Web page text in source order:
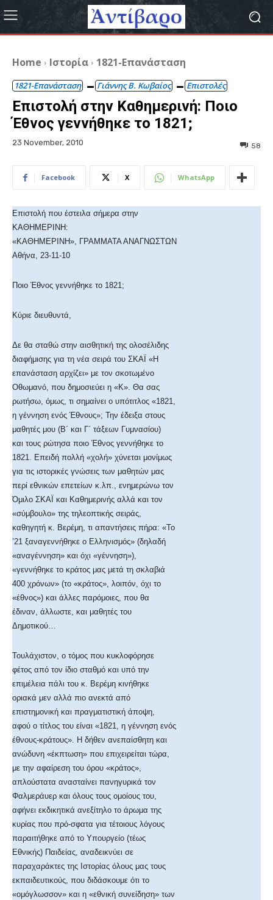
Home Ιστορία 1821-Επανάσταση
1821-Επανάσταση Γιάννης Β. Κωβαίος Επιστολές
Επιστολή στην Καθημερινή: Ποιο
Έθνος γεννήθηκε το 1821;
23 November, 2010 58
Facebook X WhatsApp
Επιστολή που έστειλα σήμερα στην
ΚΑΘΗΜΕΡΙΝΗ:
«ΚΑΘΗΜΕΡΙΝΗ», ΓΡΑΜΜΑΤΑ ΑΝΑΓΝΩΣΤΩΝ
Αθήνα, 23-11-10
Ποιο Έθνος γεννήθηκε το 1821;
Κύριε διευθυντά,
Δε θα σταθώ στην αισθητική της ολοσέλιδης
διαφήμισης για τη νέα σειρά του ΣΚΑΪ «Η
επανάσταση αρχίζει» με τον σκοτωμένο
Οθωμανό, που δημοσιεύει η «Κ». Θα σας
ρωτήσω, όμως, τι σημαίνει ο υπότιτλος «1821,
η γέννηση ενός Έθνους»; Την έδειξα στους
μαθητές μου (Β΄ και Γ΄ τάξεων Γυμνασίου)
και τους ρώτησα ποιο Έθνος γεννήθηκε το
1821. Επειδή πολλή «χολή» χύνεται μονίμως
για τις ιστορικές γνώσεις των μαθητών μας
περί εθνικών επετείων κ.λπ., ενημερώνω τον
Όμιλο ΣΚΑΪ και Καθημερινής αλλά και τον
«σύμβουλο» της τηλεοπτικής σειράς,
καθηγητή κ. Βερέμη, τι απαντήσεις πήρα: «Το
’21 ξαναγεννήθηκε ο Ελληνισμός» (δηλαδή
«αναγέννηση» και όχι «γέννηση»),
«γεννήθηκε το κράτος μας μετά τη σκλαβιά
400 χρόνων» (το «κράτος», λοιπόν, όχι το
«έθνος») και άλλες παρόμοιες, που θα
έδιναν, άλλωστε, και μαθητές του
Δημοτικού…
Τουλάχιστον, ο τόμος που κυκλοφόρησε
φέτος από τον ίδιο σταθμό και υπό την
επιμέλεια πάλι του κ. Βερέμη κινήθηκε
οριακά μεν αλλά πιο ανεκτά από
επιστημονική και πραγματιστική άποψη,
αφού ο τίτλος του είναι «1821, η γέννηση ενός
έθνους-κράτους». Η δήθεν ανεπαίσθητη και
ανώδυνη «έκπτωση» που επιχειρείται τώρα,
με την αφαίρεση του όρου «κράτος»,
απλούστατα ανασταίνει πανηγυρικά τον
Φαλμεράυερ και όλους τους ομοίους του,
αφήνει εκδικητικά ανεξίτηλο το άρωμα της
κυρίας που πρό-σφατα για τέτοιους λόγους
παραιτήθηκε από το Υπουργείο (τέως
Εθνικής) Παιδείας, αναδεικνύει σε
παραχαράκτες της Ιστορίας όλους μας τους
εκπαιδευτικούς, που διδάσκουμε ότι το
«ομόγλωσσον» και η «εθνική συνείδηση» των